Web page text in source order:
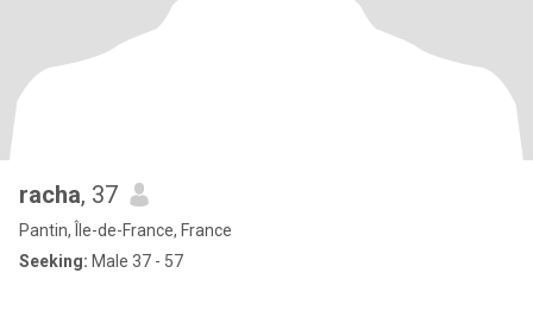
racha, 37
Pantin, Île-de-France, France
Seeking: Male 37 - 57